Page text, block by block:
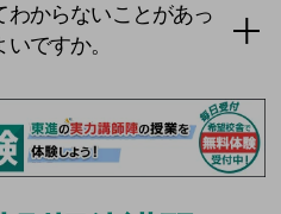
わからないことがあっ
ですか。